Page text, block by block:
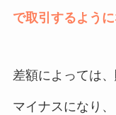
で取引するように
差額によっては
マイナスになり、